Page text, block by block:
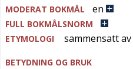
MODERAT BOKMÅL en
FULL BOKMÅLSNORM
ETYMOLOGI
sammensatt av
BETYDNING OG BRUK